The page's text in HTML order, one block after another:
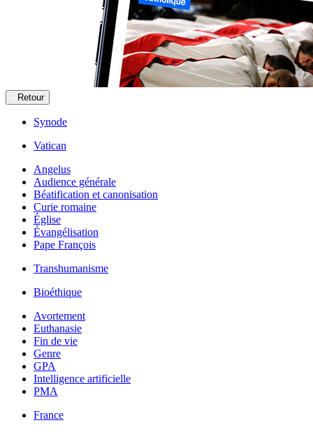
Retour
Synode
Vatican
Angelus
Audience générale
Béatification et canonisation
Curie romaine
Église
Évangélisation
Pape François
Transhumanisme
Bioéthique
Avortement
Euthanasie
Fin de vie
Genre
GPA
Intelligence artificielle
PMA
France